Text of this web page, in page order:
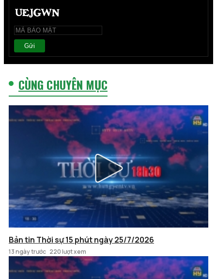
Gửi
CÙNG CHUYÊN MỤC
Bản tin Thời sự 15 phút ngày 25/7/2026
13 ngày trước 220 lượt xem